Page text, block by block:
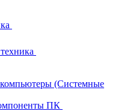
(Системные
ПК